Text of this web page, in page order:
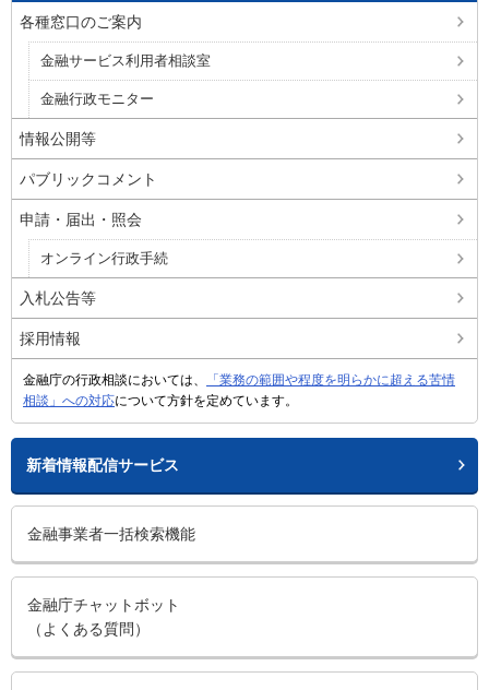
各種窓口のご案内
金融サービス利用者相談室
金融行政モニター
情報公開等
パブリックコメント
申請・届出・照会
オンライン行政手続
入札公告等
採用情報
金融庁の行政相談においては、
「業務の範囲や程度を明らかに超える苦情
相談」への対応について方針を定めています。
新着情報配信サービス
金融事業者一括検索機能
金融庁チャットボット
（よくある質問）